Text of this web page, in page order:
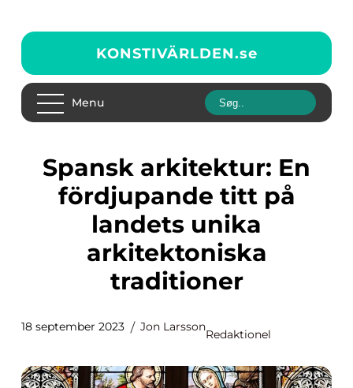
KONSTIVÄRLDEN.se
Menu
Spansk arkitektur: En
fördjupande titt på
landets unika
arkitektoniska
traditioner
18 september 2023 Jon Larsson
Redaktionel